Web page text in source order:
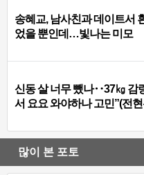
송혜교, 남사친과 데이트서
었을 뿐인데…빛나는 미모
신동 살 너무 뺐나‥37㎏ 감
서 요요 와야하나 고민”(전
많이 본 포토